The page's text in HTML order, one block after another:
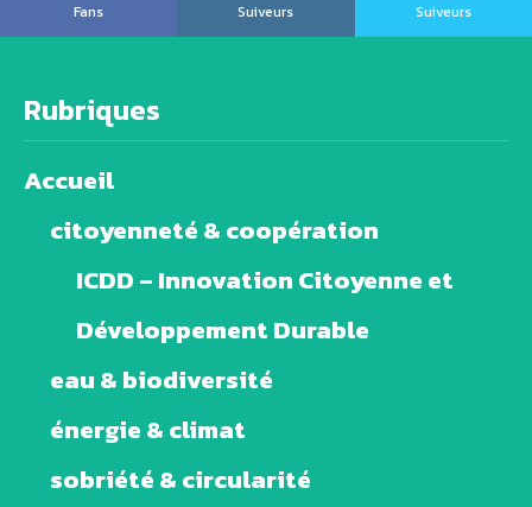
Fans
Suiveurs
Suiveurs
Rubriques
Accueil
citoyenneté & coopération
ICDD – Innovation Citoyenne et
Développement Durable
eau & biodiversité
énergie & climat
sobriété & circularité